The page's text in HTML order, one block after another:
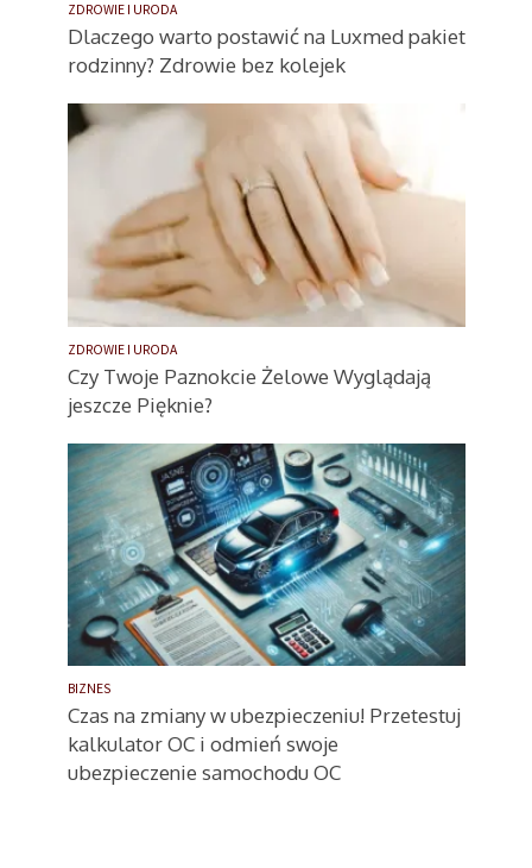
ZDROWIE I URODA
Dlaczego warto postawić na Luxmed pakiet
rodzinny? Zdrowie bez kolejek
ZDROWIE I URODA
Czy Twoje Paznokcie Żelowe Wyglądają
jeszcze Pięknie?
BIZNES
Czas na zmiany w ubezpieczeniu! Przetestuj
kalkulator OC i odmień swoje
ubezpieczenie samochodu OC